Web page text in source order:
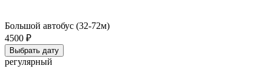
Большой автобус (32-72м)
4500 ₽
Выбрать дату
регулярный